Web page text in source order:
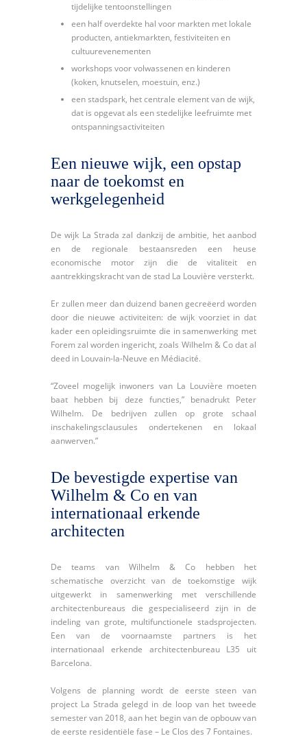
tijdelijke tentoonstellingen
een half overdekte hal voor markten met lokale
producten, antiekmarkten, festiviteiten en
cultuurevenementen
workshops voor volwassenen en kinderen
(koken, knutselen, moestuin, enz.)
een stadspark, het centrale element van de wijk,
dat is opgevat als een stedelijke leefruimte met
ontspanningsactiviteiten
Een nieuwe wijk, een opstap
naar de toekomst en
werkgelegenheid
De wijk La Strada zal dankzij de ambitie, het aanbod
en de regionale bestaansreden een heuse
economische motor zijn die de vitaliteit en
aantrekkingskracht van de stad La Louvière versterkt.
Er zullen meer dan duizend banen gecreëerd worden
door die nieuwe activiteiten: de wijk voorziet in dat
kader een opleidingsruimte die in samenwerking met
Forem zal worden ingericht, zoals Wilhelm & Co dat al
deed in Louvain-la-Neuve en Médiacité.
“Zoveel mogelijk inwoners van La Louvière moeten
baat hebben bij deze functies,” benadrukt Peter
Wilhelm. De bedrijven zullen op grote schaal
inschakelingsclausules ondertekenen en lokaal
aanwerven.”
De bevestigde expertise van
Wilhelm & Co en van
internationaal erkende
architecten
De teams van Wilhelm & Co hebben het
schematische overzicht van de toekomstige wijk
uitgewerkt in samenwerking met verschillende
architectenbureaus die gespecialiseerd zijn in de
indeling van grote, multifunctionele stadsprojecten.
Een van de voornaamste partners is het
internationaal erkende architectenbureau L35 uit
Barcelona.
Volgens de planning wordt de eerste steen van
project La Strada gelegd in de loop van het tweede
semester van 2018, aan het begin van de opbouw van
de eerste residentiële fase – Le Clos des 7 Fontaines.